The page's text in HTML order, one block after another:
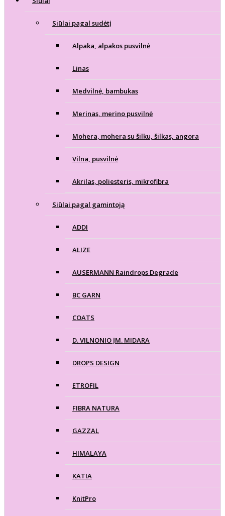
Siūlai pagal sudėtį
Alpaka, alpakos pusvilnė
Linas
Medvilnė, bambukas
Merinas, merino pusvilnė
Mohera, mohera su šilku, šilkas, angora
Vilna, pusvilnė
Akrilas, poliesteris, mikrofibra
Siūlai pagal gamintoją
ADDI
ALIZE
AUSERMANN Raindrops Degrade
BC GARN
COATS
D. VILNONIO ĮM. MIDARA
DROPS DESIGN
ETROFIL
FIBRA NATURA
GAZZAL
HIMALAYA
KATIA
KnitPro